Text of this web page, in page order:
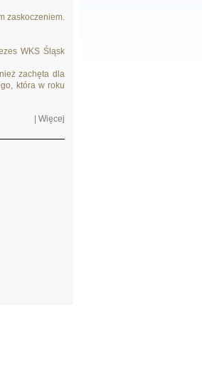
zaskoczeniem.
WKS Śląsk
zachęta dla
która w roku
Więcej